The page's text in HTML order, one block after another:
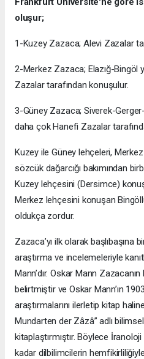
oluşur;
1-Kuzey Zazaca; Alevi Zazalar
2-Merkez Zazaca; Elazığ-Bingöl
Zazalar tarafından konuşulur.
3-Güney Zazaca; Siverek-
daha çok Hanefi Zazalar
Kuzey ile Güney lehçeleri,
sözcük dağarcığı bakımından
Kuzey lehçesini (Dersimce)
Merkez lehçesini konuşan
oldukça zordur.
Zazaca’yı ilk olarak başlıbaşına
araştırma ve incelemeleriyle
Mann’dır. Oskar Mann
belirtmiştir ve Oskar Mann’ın
araştırmalarını ilerletip kitap
Mundarten der Zâzâ” adlı bilimsel
kitaplaştırmıştır. Böylece
kadar dilbilimcilerin